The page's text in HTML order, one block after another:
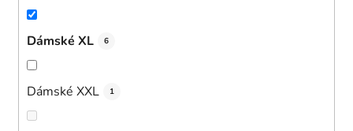
Dámské XL 6
Dámské XXL 1